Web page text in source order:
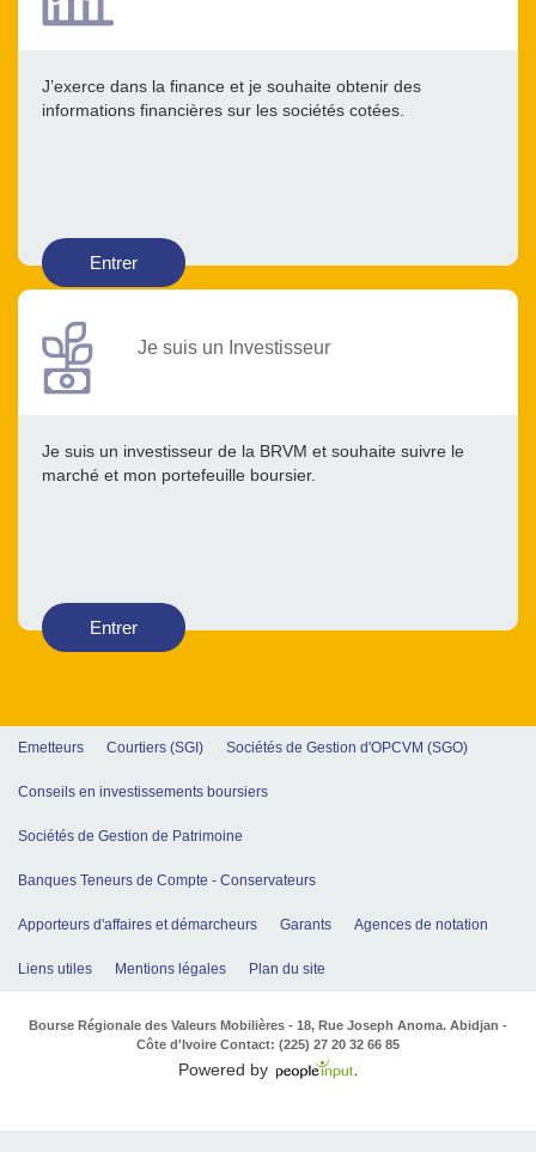
J’exerce dans la finance et je souhaite obtenir des
informations financières sur les sociétés cotées.
Entrer
Je suis un Investisseur
Je suis un investisseur de la BRVM et souhaite suivre le
marché et mon portefeuille boursier.
Entrer
Emetteurs Courtiers (SGI) Sociétés de Gestion d'OPCVM (SGO)
Conseils en investissements boursiers
Sociétés de Gestion de Patrimoine
Banques Teneurs de Compte - Conservateurs
Apporteurs d'affaires et démarcheurs Garants Agences de notation
Liens utiles Mentions légales Plan du site
Bourse Régionale des Valeurs Mobilières - 18, Rue Joseph Anoma. Abidjan -
Côte d'Ivoire Contact: (225) 27 20 32 66 85
Powered by